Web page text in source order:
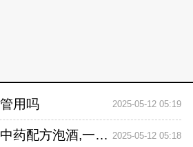
用吗 2025-05-12 05:19
十大壮阳补肾中药配方泡酒,一次半小时的秘密 2025-05-12 05:18